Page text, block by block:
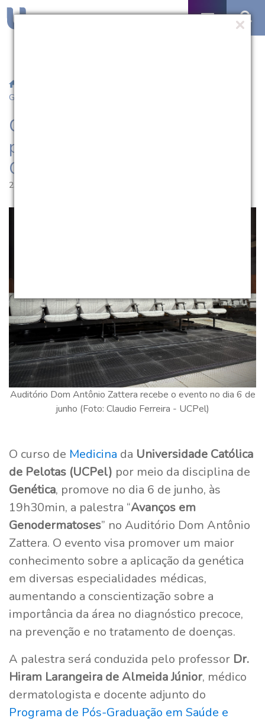
Genodermatoses
Curso de Medicina promove
palestra Avanços em
Genodermatoses
23.05.2025 | 12:22
Auditório Dom Antônio Zattera recebe o evento no dia 6 de
junho (Foto: Claudio Ferreira - UCPel)
O curso de Medicina da Universidade Católica
de Pelotas (UCPel) por meio da disciplina de
Genética, promove no dia 6 de junho, às
19h30min, a palestra “Avanços em
Genodermatoses” no Auditório Dom Antônio
Zattera. O evento visa promover um maior
conhecimento sobre a aplicação da genética
em diversas especialidades médicas,
aumentando a conscientização sobre a
importância da área no diagnóstico precoce,
na prevenção e no tratamento de doenças.
A palestra será conduzida pelo professor Dr.
Hiram Larangeira de Almeida Júnior, médico
dermatologista e docente adjunto do
Programa de Pós-Graduação em Saúde e